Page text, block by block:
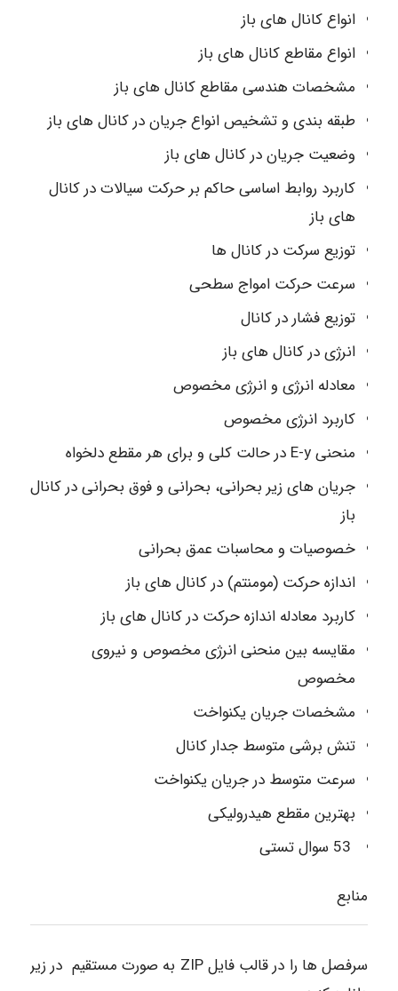
انواع کانال های باز
انواع مقاطع کانال های باز
مشخصات هندسی مقاطع کانال های باز
طبقه بندی و تشخیص انواع جریان در کانال های باز
وضعیت جریان در کانال های باز
کاربرد روابط اساسی حاکم بر حرکت سیالات در کانال
های باز
توزیع سرکت در کانال ها
سرعت حرکت امواج سطحی
توزیع فشار در کانال
انرژی در کانال های باز
معادله انرژی و انرژی مخصوص
کاربرد انرژی مخصوص
منحنی E-y در حالت کلی و برای هر مقطع دلخواه
جریان های زیر بحرانی، بحرانی و فوق بحرانی در کانال
باز
خصوصیات و محاسبات عمق بحرانی
اندازه حرکت (مومنتم) در کانال های باز
کاربرد معادله اندازه حرکت در کانال های باز
مقایسه بین منحنی انرژی مخصوص و نیروی
مخصوص
مشخصات جریان یکنواخت
تنش برشی متوسط جدار کانال
سرعت متوسط در جریان یکنواخت
بهترین مقطع هیدرولیکی
منابع
سرفصل ها را در قالب فایل ZIP به صورت مستقیم در زیر